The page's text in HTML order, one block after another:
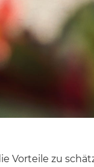
Vorteile zu